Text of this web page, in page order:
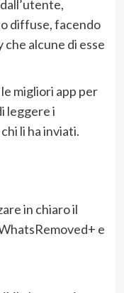
diffuse, facendo
alcune di esse
migliori app per
leggere i
li ha inviati.
in chiaro il
e